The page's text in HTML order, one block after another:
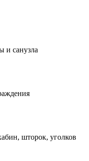
и санузла
шторок, уголков